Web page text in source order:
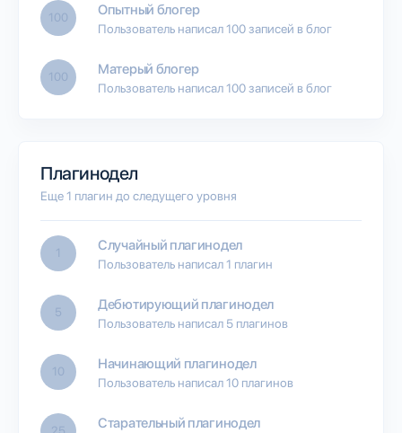
100 Опытный блогер
Пользователь написал 100 записей в блог
100 Матерый блогер
Пользователь написал 100 записей в блог
Плагинодел
Еще 1 плагин до следущего уровня
1 Случайный плагинодел
Пользователь написал 1 плагин
5 Дебютирующий плагинодел
Пользователь написал 5 плагинов
10 Начинающий плагинодел
Пользователь написал 10 плагинов
Старательный плагинодел